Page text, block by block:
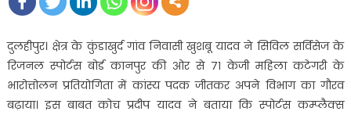
दुलहीपुर। क्षेत्र के कुंडाखुर्द गांव निवासी खुशबू यादव ने सिविल सर्विसेज के
रिजनल स्पोर्टस बोर्ड कानपुर की ओर से ७१ केजी महिला कटेगरी के
भारोत्तोलन प्रतियोगिता में कांस्य पदक जीतकर अपने विभाग का गौरव
बढ़ाया। इस बाबत कोच प्रदीप यादव ने बताया कि स्पोर्टस कम्प्लैक्स